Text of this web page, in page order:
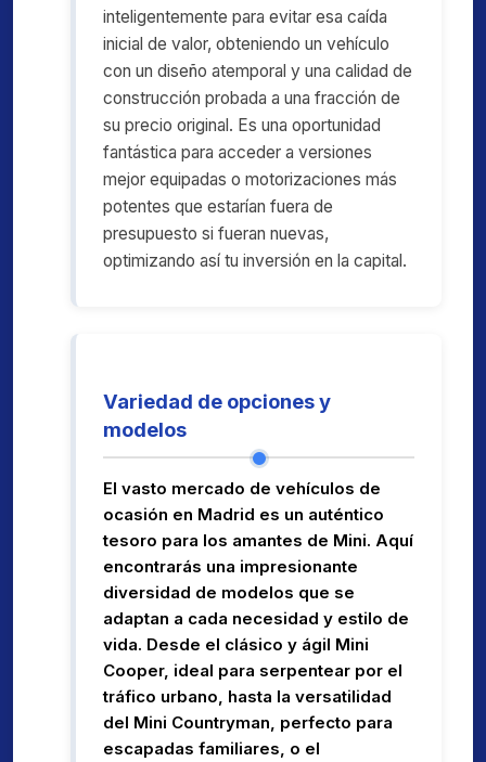
inteligentemente para evitar esa caída
inicial de valor, obteniendo un vehículo
con un diseño atemporal y una calidad de
construcción probada a una fracción de
su precio original. Es una oportunidad
fantástica para acceder a versiones
mejor equipadas o motorizaciones más
potentes que estarían fuera de
presupuesto si fueran nuevas,
optimizando así tu inversión en la capital.
Variedad de opciones y
modelos
El vasto mercado de vehículos de
ocasión en Madrid es un auténtico
tesoro para los amantes de Mini. Aquí
encontrarás una impresionante
diversidad de modelos que se
adaptan a cada necesidad y estilo de
vida. Desde el clásico y ágil Mini
Cooper, ideal para serpentear por el
tráfico urbano, hasta la versatilidad
del Mini Countryman, perfecto para
escapadas familiares, o el